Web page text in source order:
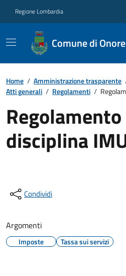
Regione Lombardia
Comune di Onore
Home / Amministrazione trasparente
Atti generali / Regolamenti /
disciplina
Condividi
Argomenti
Imposte Tassa sui servizi